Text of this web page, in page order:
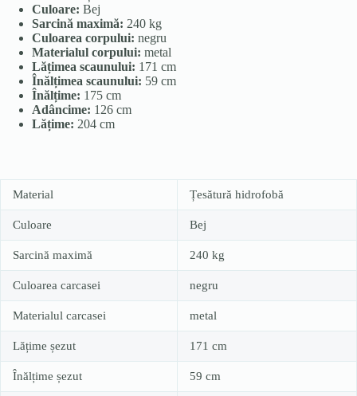
Culoare: Bej
Sarcină maximă: 240 kg
Culoarea corpului: negru
Materialul corpului: metal
Lățimea scaunului: 171 cm
Înălțimea scaunului: 59 cm
Înălțime: 175 cm
Adâncime: 126 cm
Lățime: 204 cm
Material Țesătură hidrofobă
Culoare Bej
Sarcină maximă 240 kg
Culoarea carcasei negru
Materialul carcasei metal
Lățime șezut 171 cm
Înălțime șezut 59 cm